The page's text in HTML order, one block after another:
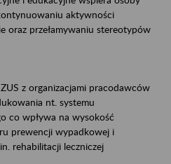
aktywności
oraz przełamywaniu stereotypów
z organizacjami pracodawców
nt. systemu
co wpływa na wysokość
prewencji wypadkowej i
rehabilitacji leczniczej